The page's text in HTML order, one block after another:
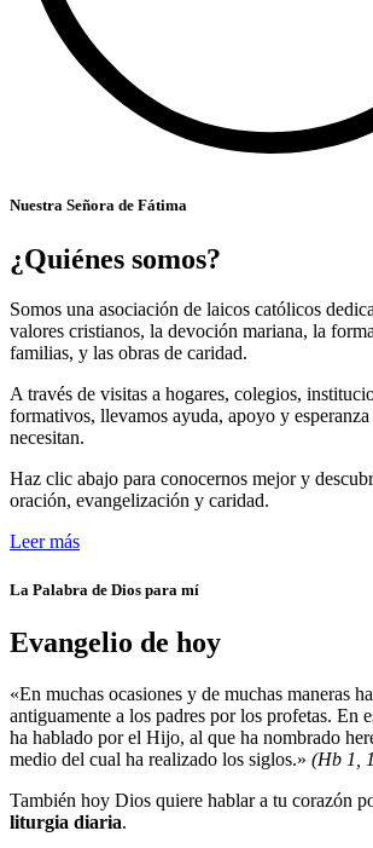
Nuestra Señora de Fátima
¿Quiénes somos?
Somos una asociación de laicos católicos
valores cristianos, la devoción mariana, la
familias, y las obras de caridad.
A través de visitas a hogares, colegios,
formativos, llevamos ayuda, apoyo y
necesitan.
Haz clic abajo para conocernos mejor y
oración, evangelización y caridad.
Leer más
La Palabra de Dios para mí
Evangelio de hoy
«En muchas ocasiones y de muchas maneras
antiguamente a los padres por los profetas. En
ha hablado por el Hijo, al que ha nombrado
medio del cual ha realizado los siglos.» (Hb 1,
También hoy Dios quiere hablar a tu corazón
liturgia diaria.